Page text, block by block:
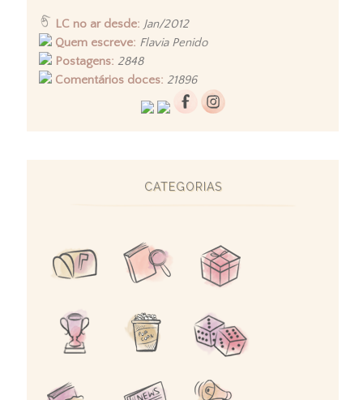
LC no ar desde: Jan/2012
Quem escreve: Flavia Penido
Postagens: 2848
Comentários doces: 21896
CATEGORIAS